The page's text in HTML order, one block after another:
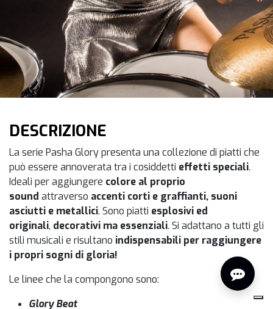
DESCRIZIONE
La serie Pasha Glory presenta una collezione di piatti che
può essere annoverata tra i cosiddetti effetti speciali.
Ideali per aggiungere colore al proprio
sound attraverso accenti corti e graffianti, suoni
asciutti e metallici. Sono piatti esplosivi ed
originali, decorativi ma essenziali. Si adattano a tutti gli
stili musicali e risultano indispensabili per raggiungere
i propri sogni di gloria!
Le linee che la compongono sono:
GloryBeat